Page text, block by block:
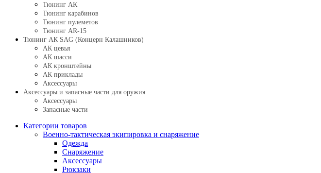
Тюнинг АК
Тюнинг карабинов
Тюнинг пулеметов
Тюнинг AR-15
Тюнинг АК SAG (Концерн Калашников)
АК цевья
АК шасси
АК кронштейны
АК приклады
Аксессуары
Аксессуары и запасные части для оружия
Аксессуары
Запасные части
Категории товаров
Военно-тактическая экипировка и снаряжение
Одежда
Снаряжение
Аксессуары
Рюкзаки